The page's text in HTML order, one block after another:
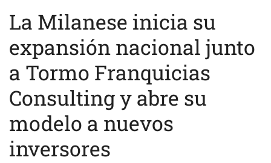
La Milanese inicia su
expansión nacional junto
a Tormo Franquicias
Consulting y abre su
modelo a nuevos
inversores